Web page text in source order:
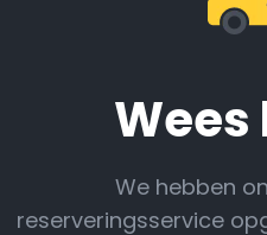
Wees
We hebben
reserveringsservice